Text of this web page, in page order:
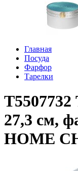
Главная
Посуда
Фарфор
Тарелки
27,3 см,
HOME